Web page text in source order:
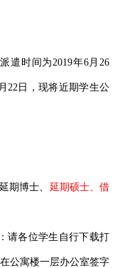
时间为2019年6月26
22日，现将近期学生公
期博士、 延期硕士、借
各位学生自行下载打
公寓楼一层办公室签字